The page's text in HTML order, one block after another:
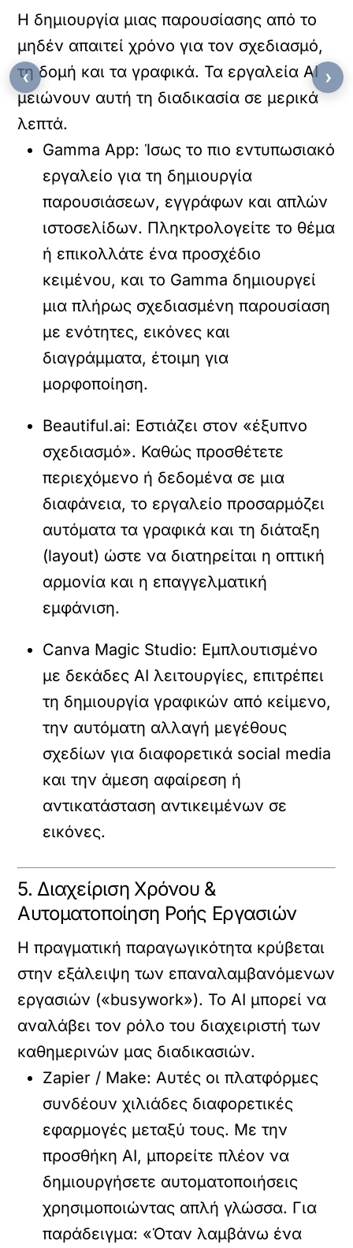
Η δημιουργία μιας παρουσίασης από το
μηδέν απαιτεί χρόνο για τον σχεδιασμό,
τη δομή και τα γραφικά. Τα εργαλεία AI
μειώνουν αυτή τη διαδικασία σε μερικά
λεπτά.
Gamma App: Ίσως το πιο εντυπωσιακό
εργαλείο για τη δημιουργία
παρουσιάσεων, εγγράφων και απλών
ιστοσελίδων. Πληκτρολογείτε το θέμα
ή επικολλάτε ένα προσχέδιο
κειμένου, και το Gamma δημιουργεί
μια πλήρως σχεδιασμένη παρουσίαση
με ενότητες, εικόνες και
διαγράμματα, έτοιμη για
μορφοποίηση.
Beautiful.ai: Εστιάζει στον «έξυπνο
σχεδιασμό». Καθώς προσθέτετε
περιεχόμενο ή δεδομένα σε μια
διαφάνεια, το εργαλείο προσαρμόζει
αυτόματα τα γραφικά και τη διάταξη
(layout) ώστε να διατηρείται η οπτική
αρμονία και η επαγγελματική
εμφάνιση.
Canva Magic Studio: Εμπλουτισμένο
με δεκάδες AI λειτουργίες, επιτρέπει
τη δημιουργία γραφικών από κείμενο,
την αυτόματη αλλαγή μεγέθους
σχεδίων για διαφορετικά social media
και την άμεση αφαίρεση ή
αντικατάσταση αντικειμένων σε
εικόνες.
5. Διαχείριση Χρόνου &
Αυτοματοποίηση Ροής Εργασιών
Η πραγματική παραγωγικότητα κρύβεται
στην εξάλειψη των επαναλαμβανόμενων
εργασιών («busywork»). Το AI μπορεί να
αναλάβει τον ρόλο του διαχειριστή των
καθημερινών μας διαδικασιών.
Zapier / Make: Αυτές οι πλατφόρμες
συνδέουν χιλιάδες διαφορετικές
εφαρμογές μεταξύ τους. Με την
προσθήκη AI, μπορείτε πλέον να
δημιουργήσετε αυτοματοποιήσεις
χρησιμοποιώντας απλή γλώσσα. Για
παράδειγμα: «Όταν λαμβάνω ένα
‹ ›